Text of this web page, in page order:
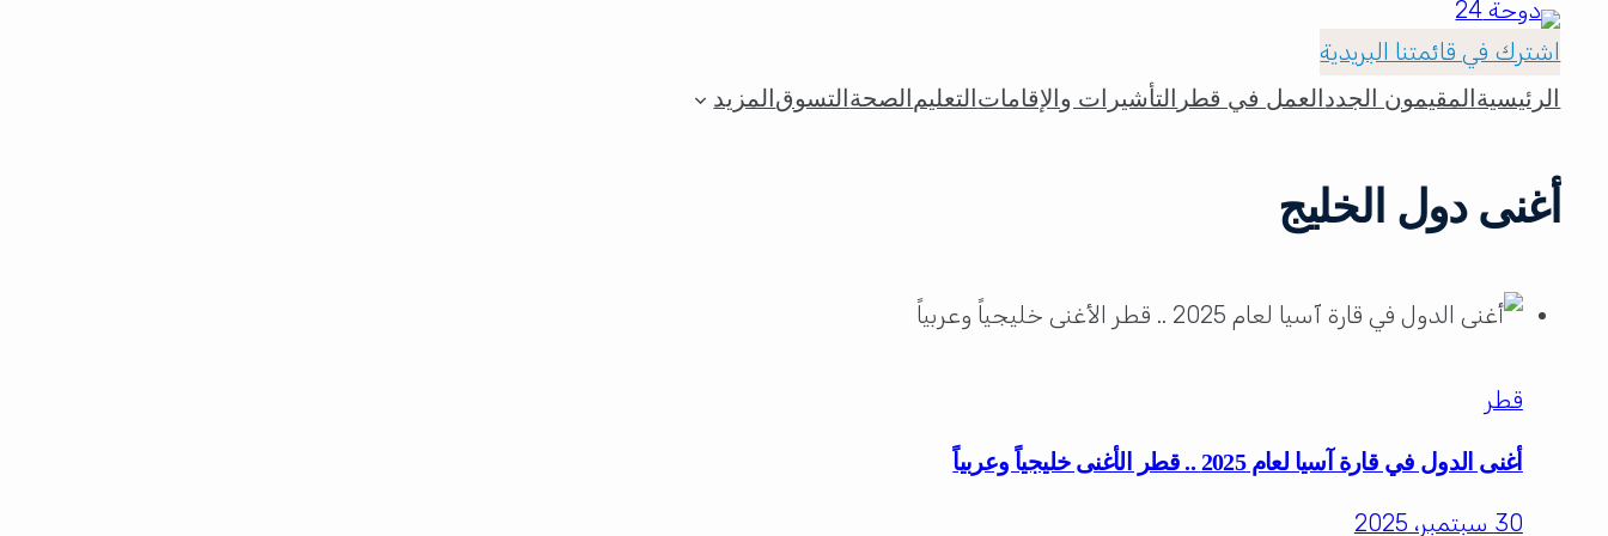
اشترك في قائمتنا البريدية
الرئيسية المقيمون الجدد العمل في قطر التأشيرات والإقامات التعليم الصحة التسوق المزيد
أغنى دول الخليج
قطر
أغنى الدول في قارة آسيا لعام 2025 .. قطر الأغنى خليجياً وعربياً
30 سبتمبر، 2025